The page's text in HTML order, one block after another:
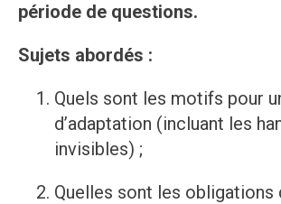
période de questions.
Sujets abordés :
Quels sont les motifs pour
d’adaptation (incluant les
invisibles) ;
Quelles sont les obligations